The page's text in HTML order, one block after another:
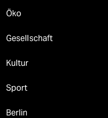
Öko
Gesellschaft
Kultur
Sport
Berlin